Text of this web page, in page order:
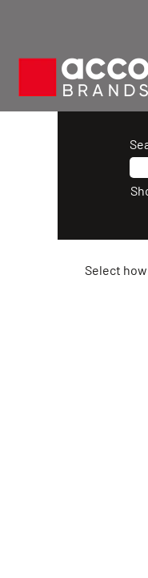
Select